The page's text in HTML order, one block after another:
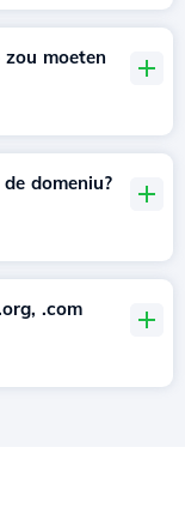
moeten
domeniu?
.com